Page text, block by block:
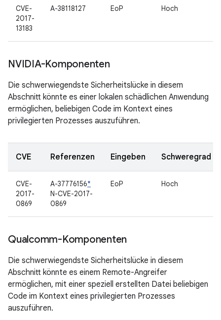
CVE-
2017-
13183
A-38118127 EoP Hoch
NVIDIA-Komponenten
Die schwerwiegendste Sicherheitslücke in diesem
Abschnitt könnte es einer lokalen schädlichen Anwendung
ermöglichen, beliebigen Code im Kontext eines
privilegierten Prozesses auszuführen.
CVE Referenzen Eingeben Schweregrad
CVE-
2017-
0869
A-37776156*
N-CVE-2017-
0869
EoP Hoch
Qualcomm-Komponenten
Die schwerwiegendste Sicherheitslücke in diesem
Abschnitt könnte es einem Remote-Angreifer
ermöglichen, mit einer speziell erstellten Datei beliebigen
Code im Kontext eines privilegierten Prozesses
auszuführen.